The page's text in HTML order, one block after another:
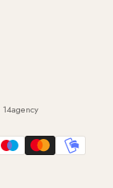
14agency